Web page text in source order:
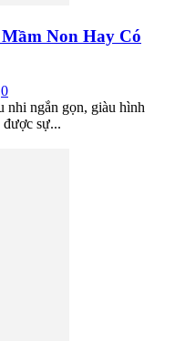
Non Hay Có
0
ngắn gọn, giàu hình
được sự...